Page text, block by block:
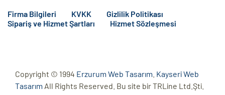
Firma Bilgileri KVKK
Gizlilik Politikası
Sipariş ve Hizmet Şartları
Hizmet Sözleşmesi
Copyright © 1994 Erzurum Web Tasarım Kayseri Web
Tasarım All Rights Reserved. Bu site bir TRLine Ltd.Şti.